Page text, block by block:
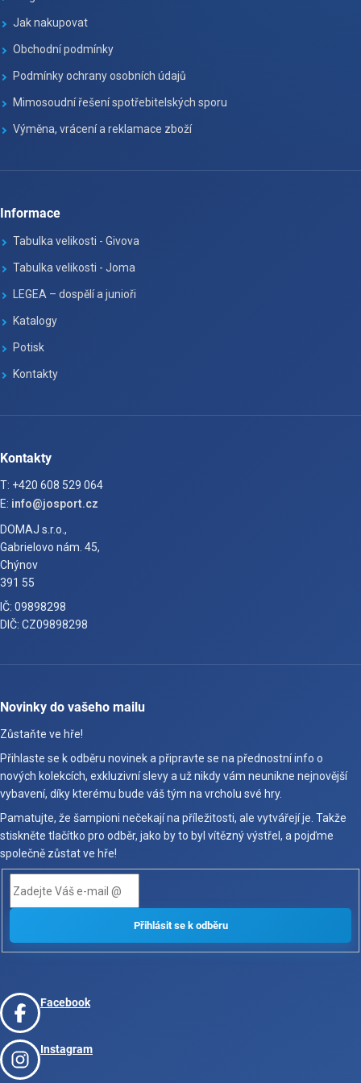
Jak nakupovat
Obchodní podmínky
Podmínky ochrany osobních údajů
Mimosoudní řešení spotřebitelských sporu
Výměna, vrácení a reklamace zboží
Informace
Tabulka velikosti - Givova
Tabulka velikosti - Joma
LEGEA – dospělí a junioři
Katalogy
Potisk
Kontakty
Kontakty
T: +420 608 529 064
E: info@josport.cz
DOMAJ s.r.o.,
Gabrielovo nám. 45,
Chýnov
391 55
IČ: 09898298
DIČ: CZ09898298
Novinky do vašeho mailu
Zůstaňte ve hře!
Přihlaste se k odběru novinek a připravte se na přednostní info o
nových kolekcích, exkluzivní slevy a už nikdy vám neunikne nejnovější
vybavení, díky kterému bude váš tým na vrcholu své hry.
Pamatujte, že šampioni nečekají na příležitosti, ale vytvářejí je. Takže
stiskněte tlačítko pro odběr, jako by to byl vítězný výstřel, a pojďme
společně zůstat ve hře!
Facebook
Instagram